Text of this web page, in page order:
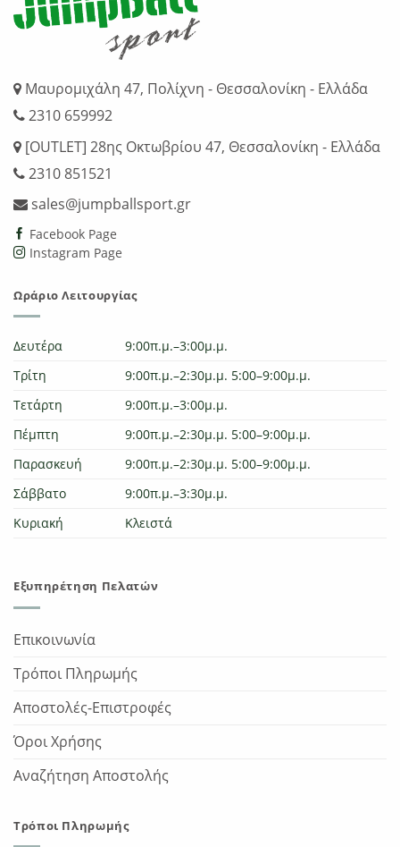
Μαυρομιχάλη 47, Πολίχνη - Θεσσαλονίκη - Ελλάδα
2310 659992
[OUTLET] 28ης Οκτωβρίου 47, Θεσσαλονίκη - Ελλάδα
2310 851521
sales@jumpballsport.gr
Facebook Page
Instagram Page
Ωράριο Λειτουργίας
Δευτέρα
9:00π.μ.–3:00μ.μ.
Τρίτη
9:00π.μ.–2:30μ.μ. 5:00–9:00μ.μ.
Τετάρτη
9:00π.μ.–3:00μ.μ.
Πέμπτη
9:00π.μ.–2:30μ.μ. 5:00–9:00μ.μ.
Παρασκευή
9:00π.μ.–2:30μ.μ. 5:00–9:00μ.μ.
Σάββατο
9:00π.μ.–3:30μ.μ.
Κυριακή
Κλειστά
Εξυπηρέτηση Πελατών
Επικοινωνία
Τρόποι Πληρωμής
Αποστολές-Επιστροφές
Όροι Χρήσης
Αναζήτηση Αποστολής
Τρόποι Πληρωμής